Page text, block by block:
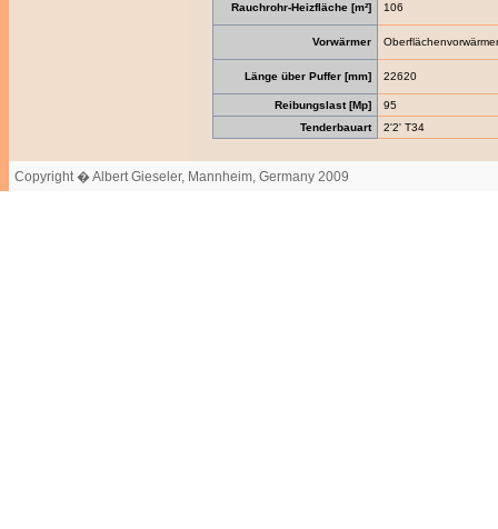
Rauchrohr-Heizfläche [m²] 106
Vorwärmer Oberflächenvorwärmer
Länge über Puffer [mm] 22620
Reibungslast [Mp]
95
Tenderbauart
2'2' T34
Copyright � Albert Gieseler, Mannheim, Germany 2009